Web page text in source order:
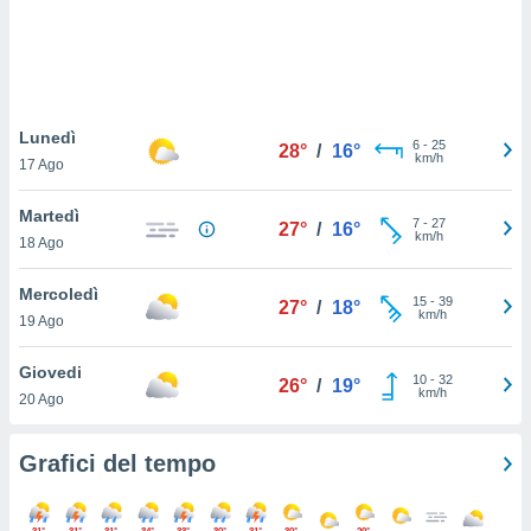
ti
installati
per
nel
o
Lunedì
17 Ago
28° / 16° 6- 25
km/h
Martedì
18 Ago
27° / 16° 7- 27
km/h
Mercoledì
19 Ago
27° / 18° 15- 39
km/h
Giovedi
20 Ago
26° / 19° 10- 32
km/h
Grafici del tempo